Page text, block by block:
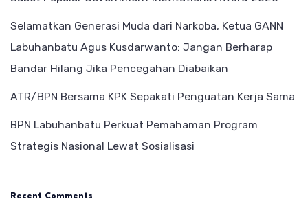
Selamatkan Generasi Muda dari Narkoba, Ketua GANN
Labuhanbatu Agus Kusdarwanto: Jangan Berharap
Bandar Hilang Jika Pencegahan Diabaikan
ATR/BPN Bersama KPK Sepakati Penguatan Kerja Sama
BPN Labuhanbatu Perkuat Pemahaman Program
Strategis Nasional Lewat Sosialisasi
Recent Comments